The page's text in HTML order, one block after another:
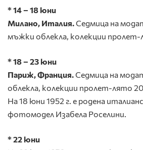
* 14 – 18 юни
Милано, Италия.Седмица на
мъжки облекла, колекции пролет-
* 18 – 23 юни
Париж, Франция.Седмица на
облекла, колекции пролет-лято
На 18 юни 1952 г. е родена
фотомодел Изабела Роселини.
* 22 юни